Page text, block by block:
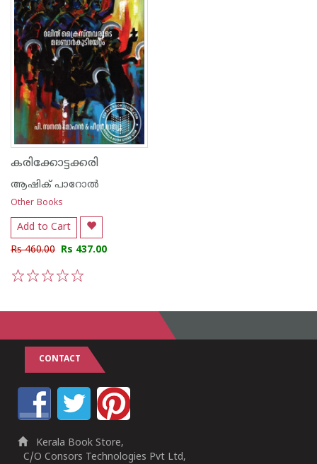
കരിക്കോട്ടക്കരി
ആഷിക് പാറോൽ
Other Books
Add to Cart
Rs 460.00 Rs 437.00
CONTACT
Kerala Book Store,
C/O Consors Technologies Pvt Ltd,